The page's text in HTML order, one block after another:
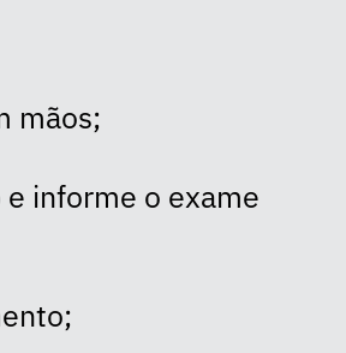
mãos;
informe o exame